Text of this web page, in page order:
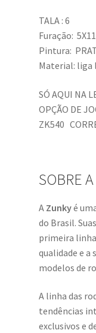
TALA : 6
Furação:
Pintura:
Material: liga
SÓ AQUI NA
OPÇÃO DE
ZK540
SOBRE
A Zunkyé
do Brasil.
primeira
qualidade e a
modelos de
A linha das
tendências
exclusivos e